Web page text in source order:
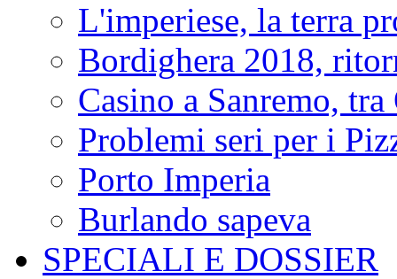
L'imperiese, la terra
Bordighera 2018,
Casino a Sanremo,
Problemi seri per i
Porto Imperia
Burlando sapeva
SPECIALI E DOSSIER